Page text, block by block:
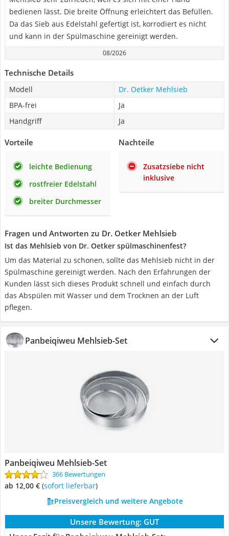
bedienen lässt. Die breite Öffnung erleichtert das Befüllen.
Da das Sieb aus Edelstahl gefertigt ist, korrodiert es nicht
und kann in der Spülmaschine gereinigt werden.
08/2026
Technische Details
Modell
Dr. Oetker Mehlsieb
BPA-frei
Ja
Handgriff
Ja
Vorteile
leichte Bedienung
rostfreier Edelstahl
breiter Durchmesser
Nachteile
Zusatzsiebe nicht
inklusive
Fragen und Antworten zu Dr. Oetker Mehlsieb
Ist das Mehlsieb von Dr. Oetker spülmaschinenfest?
Um das Material zu schonen, sollte das Mehlsieb nicht in der
Spülmaschine gereinigt werden. Nach den Erfahrungen der
Kunden lässt sich dieses Produkt schnell und einfach durch
das Abspülen mit Wasser und dem Trocknen an der Luft
pflegen.
Panbeiqiweu Mehlsieb-Set
Panbeiqiweu Mehlsieb-Set
366 Bewertungen
ab 12,00 € ( Sofort lieferbar)
Preisvergleich und weitere Angebote
Unsere Bewertung: GUT